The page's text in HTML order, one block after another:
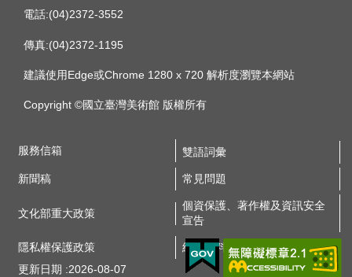
隱
權
策
網
站
料
開
電話:(04)2372-3552
傳真:(04)2372-1195
建議使用Edge或Chrome 1280 x 720 解析度瀏覽本網站
Copyright ©國立臺灣美術館 版權所有
服務信箱 雙語詞彙
新聞稿 常見問題
文化部重大政策
個資保護、著作權及資訊安全
宣告
隱私權保護政策
網站資料開放宣告
更新日期 2026-08-07